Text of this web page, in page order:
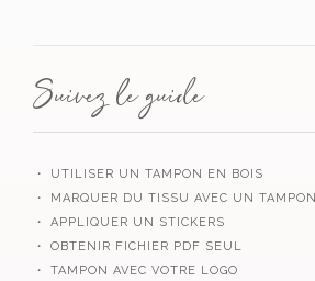
Suivez le guide
・ UTILISER UN TAMPON EN BOIS
・ MARQUER DU TISSU AVEC UN TAMPON
・ APPLIQUER UN STICKERS
・ OBTENIR FICHIER PDF SEUL
・ TAMPON AVEC VOTRE LOGO